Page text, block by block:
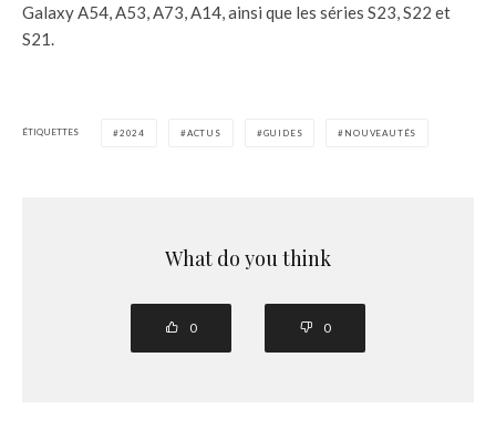
Galaxy A54, A53, A73, A14, ainsi que les séries S23, S22 et
S21.
ÉTIQUETTES 2024 ACTUS GUIDES NOUVEAUTÉS
What do you think
0 0